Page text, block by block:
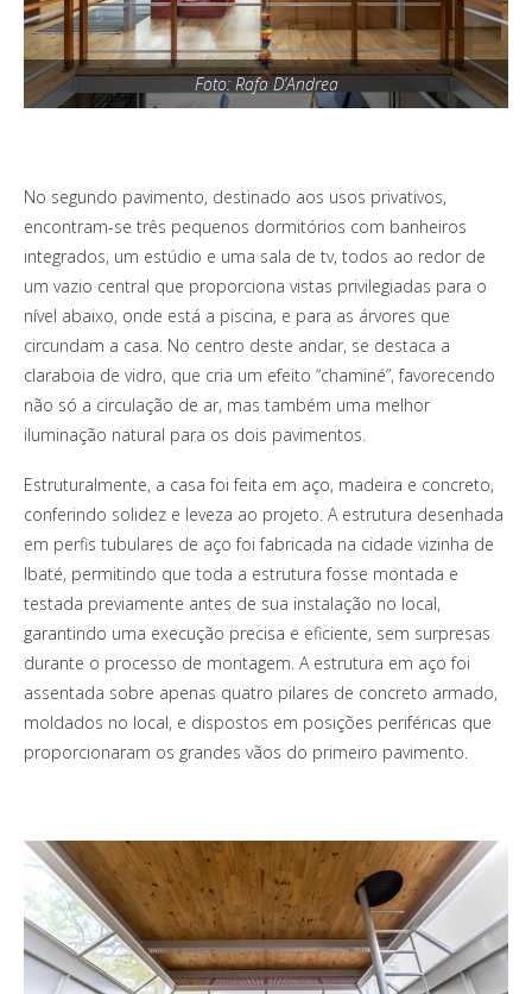
Foto: Rafa D’Andrea
No segundo pavimento, destinado aos usos privativos,
encontram-se três pequenos dormitórios com banheiros
integrados, um estúdio e uma sala de tv, todos ao redor de
um vazio central que proporciona vistas privilegiadas para o
nível abaixo, onde está a piscina, e para as árvores que
circundam a casa. No centro deste andar, se destaca a
claraboia de vidro, que cria um efeito “chaminé”, favorecendo
não só a circulação de ar, mas também uma melhor
iluminação natural para os dois pavimentos.
Estruturalmente, a casa foi feita em aço, madeira e concreto,
conferindo solidez e leveza ao projeto. A estrutura desenhada
em perfis tubulares de aço foi fabricada na cidade vizinha de
Ibaté, permitindo que toda a estrutura fosse montada e
testada previamente antes de sua instalação no local,
garantindo uma execução precisa e eficiente, sem surpresas
durante o processo de montagem. A estrutura em aço foi
assentada sobre apenas quatro pilares de concreto armado,
moldados no local, e dispostos em posições periféricas que
proporcionaram os grandes vãos do primeiro pavimento.